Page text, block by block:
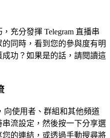
充分發揮 Telegram 直播串
同時，看到您的參與度有明
功？如果是的話，請閱讀這
向使用者、群組和其他頻道
流設定，然後按一下分享選
的連結，或透過手動搜尋將